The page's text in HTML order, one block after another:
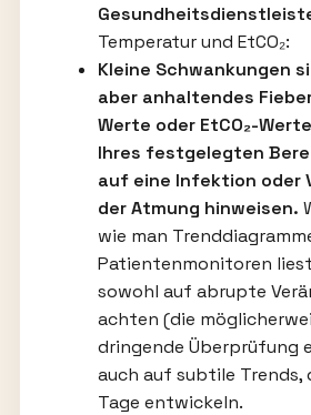
Temperatur und EtCO₂:
Kleine Schwankungen
aber anhaltendes
Werte oder EtCO₂-
Ihres festgelegten
auf eine Infektion oder
der Atmung hinweisen.
wie man
Patientenmonitoren
sowohl auf abrupte
achten (die
dringende Überprüfung
auch auf subtile Trends,
Tage entwickeln.